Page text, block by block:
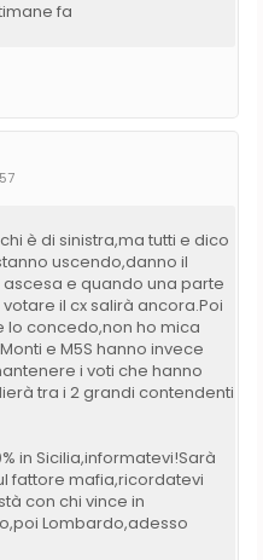
fa
è di sinistra,ma tutti e dico
uscendo,danno il
e quando una parte
il cx salirà ancora.Poi
lo concedo,non ho mica
e M5S hanno invece
i voti che hanno
tra i 2 grandi contendenti
in Sicilia,informatevi!Sarà
fattore mafia,ricordatevi
con chi vince in
Lombardo,adesso